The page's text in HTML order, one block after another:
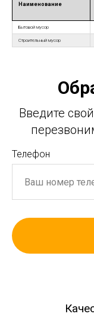
Наименование
Бытовой мусор
Строительный мусор
Введите
Телефон